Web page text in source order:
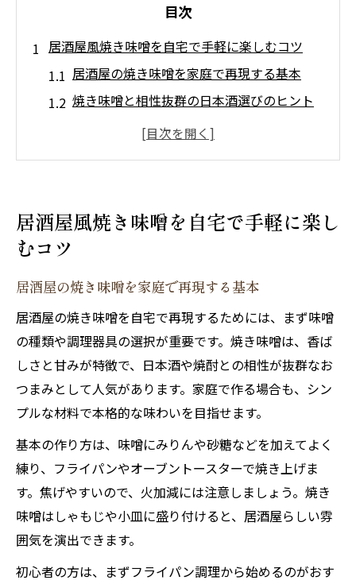
目次
居酒屋風焼き味噌を自宅で手軽に楽しむコツ
居酒屋の焼き味噌を家庭で再現する基本
焼き味噌と相性抜群の日本酒選びのヒント
居酒屋流の焼き味噌に近づく味噌の選び方
蕎麦屋流の焼き味噌アレンジで晩酌を格上げ
居酒屋と蕎麦屋の焼き味噌の違いを楽しむ
蕎麦屋焼き味噌レシピを晩酌に活かすコツ
焼き味噌に合う蕎麦前メニューとの組み合
わせ
居酒屋焼き味噌アレンジの風味アップ方法
香ばしい焼き味噌の基本と応用レシピ徹底解説
居酒屋定番の焼き味噌基本レシピを徹底解
説
焼き味噌の応用アレンジで食卓を豊かに
香ばしさ際立つ焼き味噌の作り方のポイン
ト
居酒屋感を引き出す焼き味噌の応用例とは
居酒屋風焼き味噌を自宅で手軽に楽し
むコツ
居酒屋の焼き味噌を家庭で再現する基本
居酒屋の焼き味噌を自宅で再現するためには、まず味噌
の種類や調理器具の選択が重要です。焼き味噌は、香ば
しさと甘みが特徴で、日本酒や焼酎との相性が抜群なお
つまみとして人気があります。家庭で作る場合も、シン
プルな材料で本格的な味わいを目指せます。
基本の作り方は、味噌にみりんや砂糖などを加えてよく
練り、フライパンやオーブントースターで焼き上げま
す。焦げやすいので、火加減には注意しましょう。焼き
味噌はしゃもじや小皿に盛り付けると、居酒屋らしい雰
囲気を演出できます。
初心者の方は、まずフライパン調理から始めるのがおす